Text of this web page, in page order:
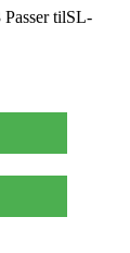
tilSL-